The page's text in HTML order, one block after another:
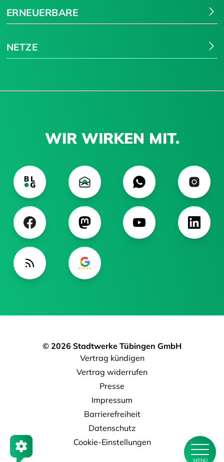
ERNEUERBARE
NETZE
WIR WIRKEN MIT.
© 2026 Stadtwerke Tübingen GmbH
Vertrag kündigen
Vertrag widerrufen
Presse
Impressum
Barrierefreiheit
Datenschutz
Cookie-Einstellungen
MENÜ